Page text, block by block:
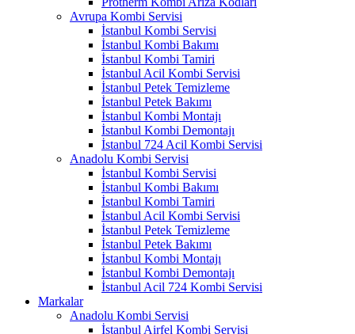
Avrupa Kombi Servisi
İstanbul Kombi Servisi
İstanbul Kombi Bakımı
İstanbul Kombi Tamiri
İstanbul Acil Kombi Servisi
İstanbul Petek Temizleme
İstanbul Petek Bakımı
İstanbul Kombi Montajı
İstanbul Kombi Demontajı
İstanbul 724 Acil Kombi Servisi
Anadolu Kombi Servisi
İstanbul Kombi Servisi
İstanbul Kombi Bakımı
İstanbul Kombi Tamiri
İstanbul Acil Kombi Servisi
İstanbul Petek Temizleme
İstanbul Petek Bakımı
İstanbul Kombi Montajı
İstanbul Kombi Demontajı
İstanbul Acil 724 Kombi Servisi
Markalar
Anadolu Kombi Servisi
İstanbul Airfel Kombi Servisi